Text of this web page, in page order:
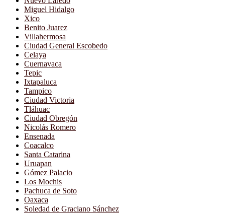
Miguel Hidalgo
Xico
Benito Juarez
Villahermosa
Ciudad General Escobedo
Celaya
Cuernavaca
Tepic
Ixtapaluca
Tampico
Ciudad Victoria
Tláhuac
Ciudad Obregón
Nicolás Romero
Ensenada
Coacalco
Santa Catarina
Uruapan
Gómez Palacio
Los Mochis
Pachuca de Soto
Oaxaca
Soledad de Graciano Sánchez